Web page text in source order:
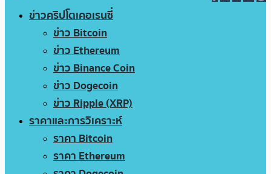
ข่าวคริปโตเคอเรนซี่
ข่าว Bitcoin
ข่าว Ethereum
ข่าว Binance Coin
ข่าว Dogecoin
ข่าว Ripple (XRP)
ราคาและการวิเคราะห์
ราคา Bitcoin
ราคา Ethereum